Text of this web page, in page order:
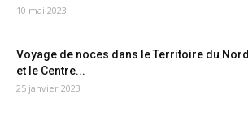
10 mai 2023
Voyage de noces dans le Territoire du Nord
et le Centre...
25 janvier 2023